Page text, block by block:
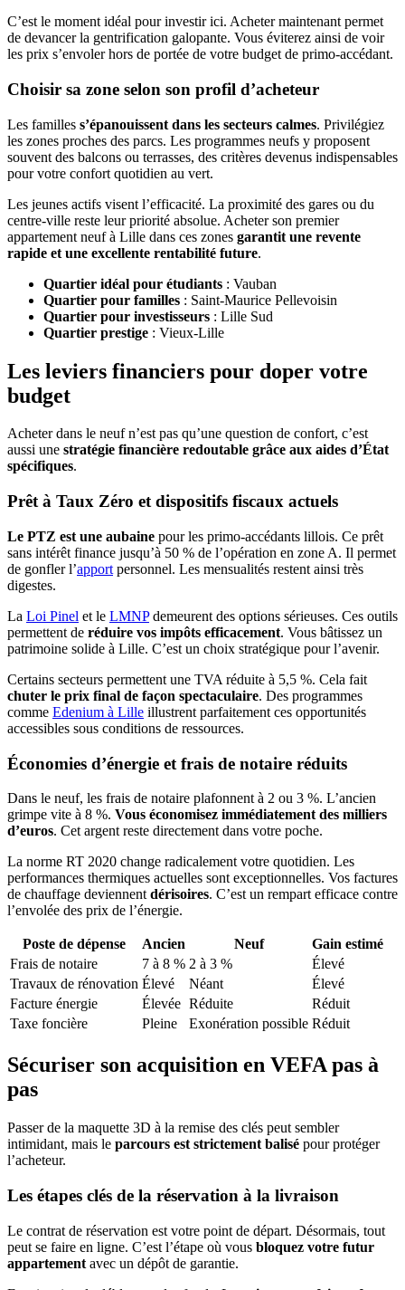
C’est le moment idéal pour investir ici. Acheter maintenant permet
de devancer la gentrification galopante. Vous éviterez ainsi de voir
les prix s’envoler hors de portée de votre budget de primo-accédant.
Choisir sa zone selon son profil d’acheteur
Les familles s’épanouissent dans les secteurs calmes. Privilégiez
les zones proches des parcs. Les programmes neufs y proposent
souvent des balcons ou terrasses, des critères devenus indispensables
pour votre confort quotidien au vert.
Les jeunes actifs visent l’efficacité. La proximité des gares ou du
centre-ville reste leur priorité absolue. Acheter son premier
appartement neuf à Lille dans ces zones garantit une revente
rapide et une excellente rentabilité future.
Quartier idéal pour étudiants : Vauban
Quartier pour familles : Saint-Maurice Pellevoisin
Quartier pour investisseurs : Lille Sud
Quartier prestige : Vieux-Lille
Les leviers financiers pour doper votre
budget
Acheter dans le neuf n’est pas qu’une question de confort, c’est
aussi une stratégie financière redoutable grâce aux aides d’État
spécifiques.
Prêt à Taux Zéro et dispositifs fiscaux actuels
Le PTZ est une aubaine pour les primo-accédants lillois. Ce prêt
sans intérêt finance jusqu’à 50 % de l’opération en zone A. Il permet
de gonfler l’apport personnel. Les mensualités restent ainsi très
digestes.
La Loi Pinel et le LMNPdemeurent des options sérieuses. Ces outils
permettent de réduire vos impôts efficacement. Vous bâtissez un
patrimoine solide à Lille. C’est un choix stratégique pour l’avenir.
Certains secteurs permettent une TVA réduite à 5,5 %. Cela fait
chuter le prix final de façon spectaculaire. Des programmes
comme Edenium à Lille illustrent parfaitement ces opportunités
accessibles sous conditions de ressources.
Économies d’énergie et frais de notaire réduits
Dans le neuf, les frais de notaire plafonnent à 2 ou 3 %. L’ancien
grimpe vite à 8 %. Vous économisez immédiatement des milliers
d’euros. Cet argent reste directement dans votre poche.
La norme RT 2020 change radicalement votre quotidien. Les
performances thermiques actuelles sont exceptionnelles. Vos factures
de chauffage deviennent dérisoires. C’est un rempart efficace contre
l’envolée des prix de l’énergie.
Poste de dépense Ancien Neuf
Gain estimé
Frais de notaire
7 à 8 % 2 à 3 %
Élevé
Travaux de rénovation Élevé Néant
Élevé
Facture énergie
Élevée Réduite
Réduit
Taxe foncière
Pleine Exonération possible Réduit
Sécuriser son acquisition en VEFA pas à
pas
Passer de la maquette 3D à la remise des clés peut sembler
intimidant, mais le parcours est strictement balisé pour protéger
l’acheteur.
Les étapes clés de la réservation à la livraison
Le contrat de réservation est votre point de départ. Désormais, tout
peut se faire en ligne. C’est l’étape où vous bloquez votre futur
appartement avec un dépôt de garantie.